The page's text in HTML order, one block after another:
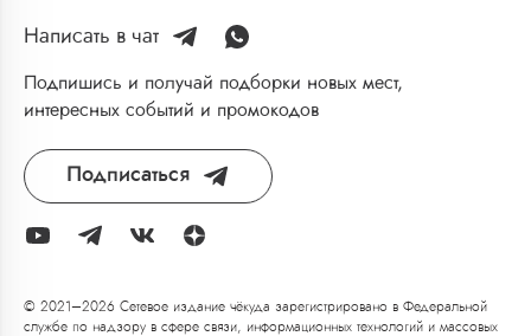
Написать в чат
Подпишись и получай подборки новых мест,
интересных событий и промокодов
Подписаться
© 2021–2026 Сетевое издание чёкуда зарегистрировано в Федеральной
службе по надзору в сфере связи, информационных технологий и массовых